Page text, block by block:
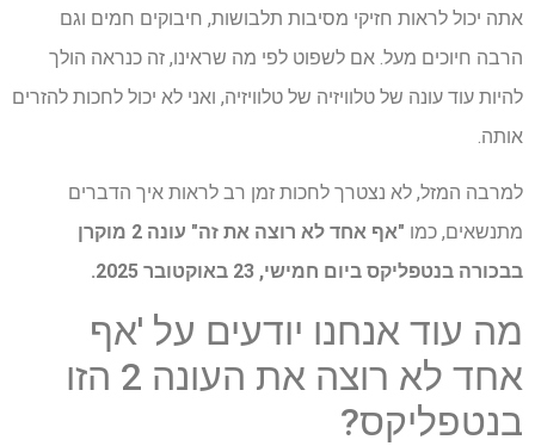
אתה יכול לראות חזיקי מסיבות תלבושות, חיבוקים חמים וגם
הרבה חיוכים מעל. אם לשפוט לפי מה שראינו, זה כנראה הולך
להיות עוד עונה של טלוויזיה של טלוויזיה, ואני לא יכול לחכות להזרים
אותה.
למרבה המזל, לא נצטרך לחכות זמן רב לראות איך הדברים
מתנשאים, כמו
"אף אחד לא רוצה את זה" עונה 2 מוקרן
בבכורה בנטפליקס ביום חמישי, 23 באוקטובר 2025.
מה עוד אנחנו יודעים על 'אף
אחד לא רוצה את העונה 2 הזו
בנטפליקס?